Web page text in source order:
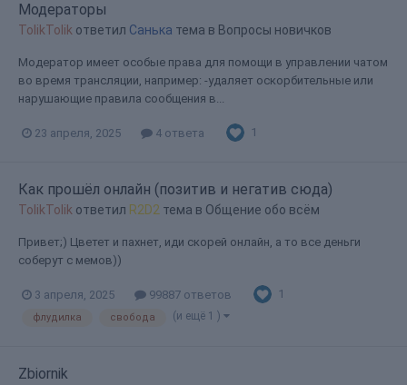
Модераторы
TolikTolik ответил Санька тема в Вопросы новичков
Модератор имеет особые права для помощи в управлении чатом
во время трансляции, например: -удаляет оскорбительные или
нарушающие правила сообщения в...
23 апреля, 2025 4 ответа 1
Как прошёл онлайн (позитив и негатив сюда)
TolikTolik ответил R2D2 тема в Общение обо всём
Привет;) Цветет и пахнет, иди скорей онлайн, а то все деньги
соберут с мемов))
3 апреля, 2025 99887 ответов 1
флудилка свобода (и ещё 1 )
Zbiornik